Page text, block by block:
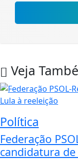
Veja
Política
Federação
candidatura